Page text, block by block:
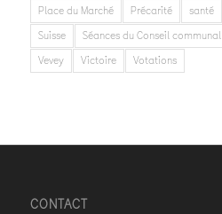
Place du Marché
Précarité santé
Suisse
Séances du Conseil communal
Vevey
Victoire Votations
CONTACT